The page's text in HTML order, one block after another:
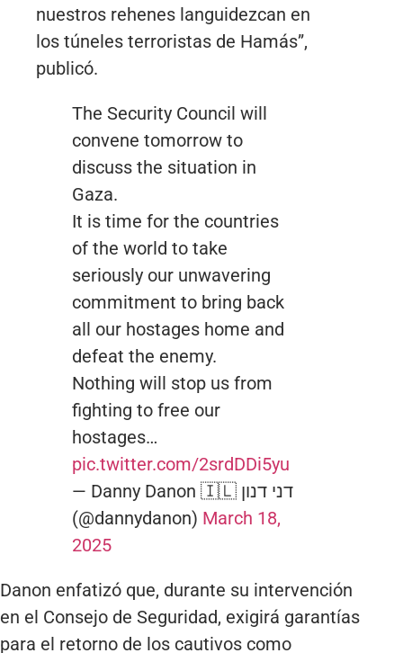
nuestros rehenes languidezcan en
los túneles terroristas de Hamás”,
publicó.
The Security Council will
convene tomorrow to
discuss the situation in
Gaza.
It is time for the countries
of the world to take
seriously our unwavering
commitment to bring back
all our hostages home and
defeat the enemy.
Nothing will stop us from
fighting to free our
hostages…
pic.twitter.com/2srdDDi5yu
— Danny Danon 🇮🇱 דני דנון
(@dannydanon) March 18,
2025
Danon enfatizó que, durante su intervención
en el Consejo de Seguridad, exigirá garantías
para el retorno de los cautivos como